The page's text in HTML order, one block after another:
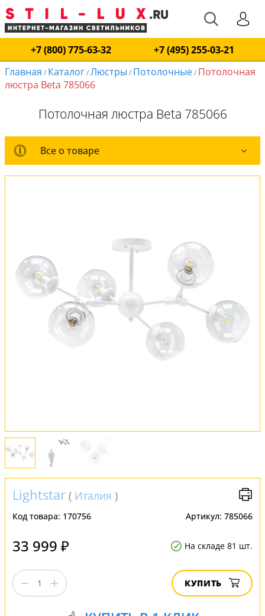
+7 (800) 775-63-32
+7 (495) 255-03-21
Главная / Каталог/Люстры / Потолочные/ Потолочная
люстра Beta 785066
Потолочная люстра Beta 785066
Все о товаре
Все о товаре
Оплата и доставка
Обмен и возврат
Установка
Lightstar ( Италия )
Код товара: 170756 Артикул: 785066
33 999 ₽ На складе 81 шт.
КУПИТЬ